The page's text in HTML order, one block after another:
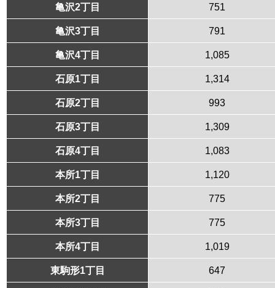
亀沢2丁目 751
亀沢3丁目 791
亀沢4丁目 1,085
石原1丁目 1,314
石原2丁目 993
石原3丁目 1,309
石原4丁目 1,083
本所1丁目 1,120
本所2丁目 775
本所3丁目 775
本所4丁目 1,019
東駒形1丁目 647